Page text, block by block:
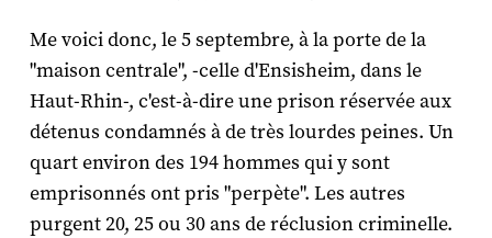
Me voici donc, le 5 septembre, à la porte de la
"maison centrale", -celle d'Ensisheim, dans le
Haut-Rhin-, c'est-à-dire une prison réservée aux
détenus condamnés à de très lourdes peines. Un
quart environ des 194 hommes qui y sont
emprisonnés ont pris "perpète". Les autres
purgent 20, 25 ou 30 ans de réclusion criminelle.